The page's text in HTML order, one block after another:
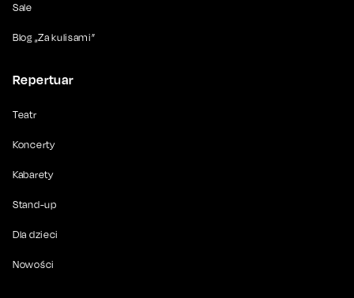
Sale
Blog „Za kulisami”
Repertuar
Teatr
Koncerty
Kabarety
Stand-up
Dla dzieci
Nowości